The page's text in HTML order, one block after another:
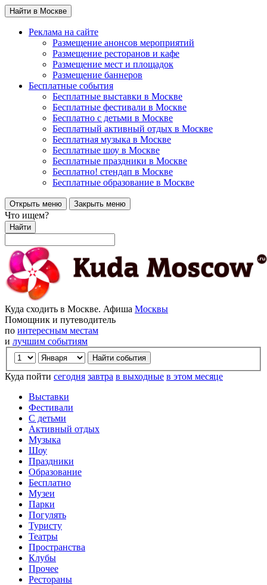
Найти в Москве
Реклама на сайте
Размещение анонсов мероприятий
Размещение ресторанов и кафе
Размещение мест и площадок
Размещение баннеров
Бесплатные события
Бесплатные выставки в Москве
Бесплатные фестивали в Москве
Бесплатно с детьми в Москве
Бесплатный активный отдых в Москве
Бесплатная музыка в Москве
Бесплатные шоу в Москве
Бесплатные праздники в Москве
Бесплатно! стендап в Москве
Бесплатные образование в Москве
Открыть меню Закрыть меню
Что ищем?
Найти
Куда сходить в Москве. Афиша Москвы
Помощник и путеводитель
по интересным местам
и лучшим событиям
Куда пойти сегодня завтра в выходные в этом месяце
Выставки
Фестивали
С детьми
Активный отдых
Музыка
Шоу
Праздники
Образование
Бесплатно
Музеи
Парки
Погулять
Туристу
Театры
Пространства
Клубы
Прочее
Рестораны